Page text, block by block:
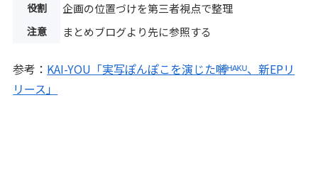
役割 企画の位置づけを第三者視点で整理
注意 まとめブログより先に参照する
参考： KAI-YOU「実写ぽんぽこを演じた嚩ᴴᴬᴷᵁ、新EPリ
リース」